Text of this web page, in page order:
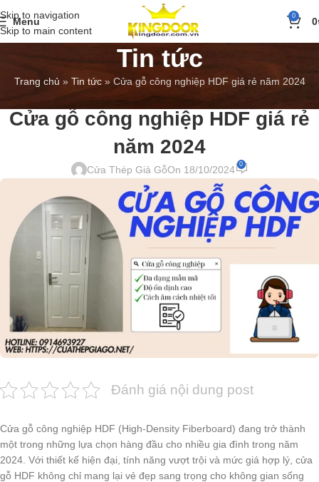
Skip to navigation
Skip to main content
Menu 0 0
Tin tức
Trang chủ » Tin tức» Cửa gỗ công nghiệp HDF giá rẻ năm 2024
BÁO GIÁ,
Cửa gỗ công nghiệp HDF giá rẻ
năm 2024
Cửa Thép Giả GỗOn 18/10/2024 0
Đánh giá nội dung post
Cửa gỗ công nghiệp HDF (High-Density Fiberboard) đang trở thành
một trong những lựa chọn hàng đầu cho nhiều gia đình trong năm
2024. Với thiết kế hiện đại, tính năng vượt trội và mức giá hợp lý, cửa
gỗ HDF không chỉ mang lại vẻ đẹp sang trọng cho không gian sống